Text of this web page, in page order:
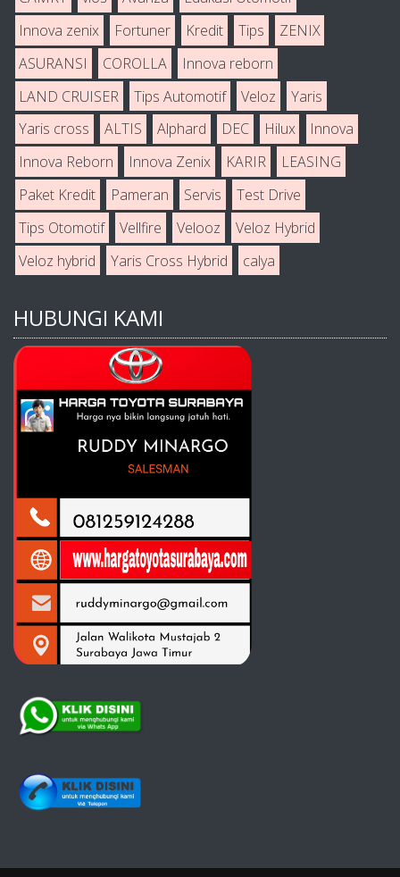
Innova zenix
Fortuner Kredit Tips
ZENIX
ASURANSI
COROLLA
Innova reborn
LAND CRUISER
Tips Automotif Veloz
Yaris
Yaris cross
ALTIS Alphard DEC Hilux
Innova
Innova Reborn
Innova Zenix KARIR
LEASING
Paket Kredit
Pameran Servis
Test Drive
Tips Otomotif
Vellfire Velooz
Veloz Hybrid
Veloz hybrid
Yaris Cross Hybrid calya
HUBUNGI KAMI